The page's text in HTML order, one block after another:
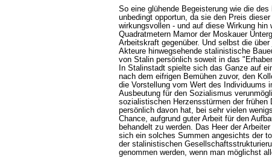
So eine glühende Begeisterung wie die
unbedingt opportun, da sie den Preis
wirkungsvollen - und auf diese Wirkung
Quadratmetern Mamor der Moskauer
Arbeitskraft gegenüber. Und selbst die
Akteure hinwegsehende stalinistische
von Stalin persönlich soweit in das
In Stalinstadt spielte sich das Ganze auf
nach dem eifrigen Bemühen zuvor, den
die Vorstellung vom Wert des Individuums
Ausbeutung für den Sozialismus
sozialistischen Herzensstürmen der
persönlich davon hat, bei sehr vielen
Chance, aufgrund guter Arbeit für den
behandelt zu werden. Das Heer der
sich ein solches Summen angesichts der
der stalinistischen
genommen werden, wenn man möglichst